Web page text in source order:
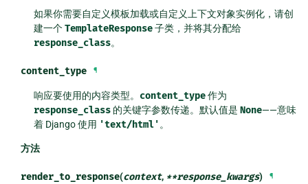
如果你需要自定义模板加载或自定义上下文对象实例化，请创
建一个TemplateResponse子类，并将其分配给
response_class。
content_type ¶
响应要使用的内容类型。 content_type作为
response_class 的关键字参数传递。默认值是None——意味
着 Django 使用 'text/html' 。
方法
render_to_response(context, **response_kwargs) ¶